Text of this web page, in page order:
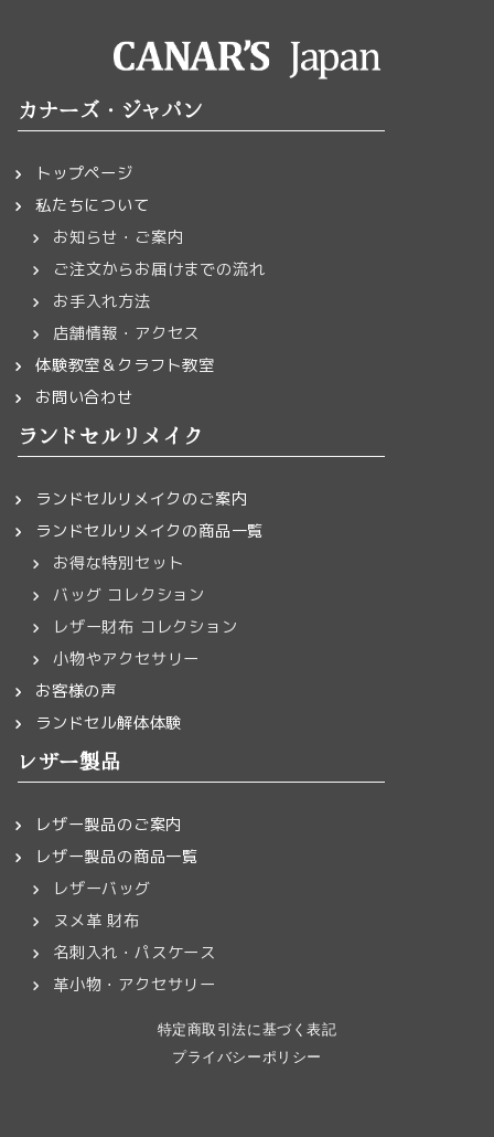
カナーズ・ジャパン
トップページ
私たちについて
お知らせ・ご案内
ご注文からお届けまでの流れ
お手入れ方法
店舗情報・アクセス
体験教室＆クラフト教室
お問い合わせ
ランドセルリメイク
ランドセルリメイクのご案内
ランドセルリメイクの商品一覧
お得な特別セット
バッグ コレクション
レザー財布 コレクション
小物やアクセサリー
お客様の声
ランドセル解体体験
レザー製品
レザー製品のご案内
レザー製品の商品一覧
レザーバッグ
ヌメ革 財布
名刺入れ・パスケース
革小物・アクセサリー
特定商取引法に基づく表記
プライバシーポリシー